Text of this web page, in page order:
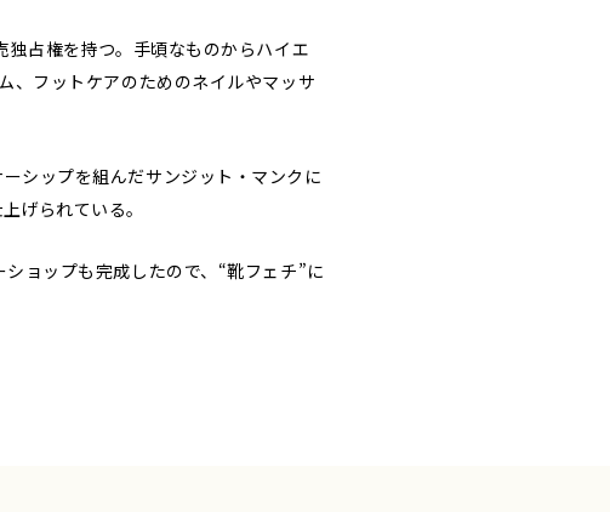
占権を持つ。手頃なものからハイエ
、フットケアのためのネイルやマッサ
シップを組んだサンジット・マンクに
げられている。
ョップも完成したので、“靴フェチ”に